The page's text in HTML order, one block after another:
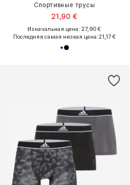
Спортивные трусы
21,90 €
Изначальная цена: 27,90 €
Последняя самая низкая цена:21,17 €